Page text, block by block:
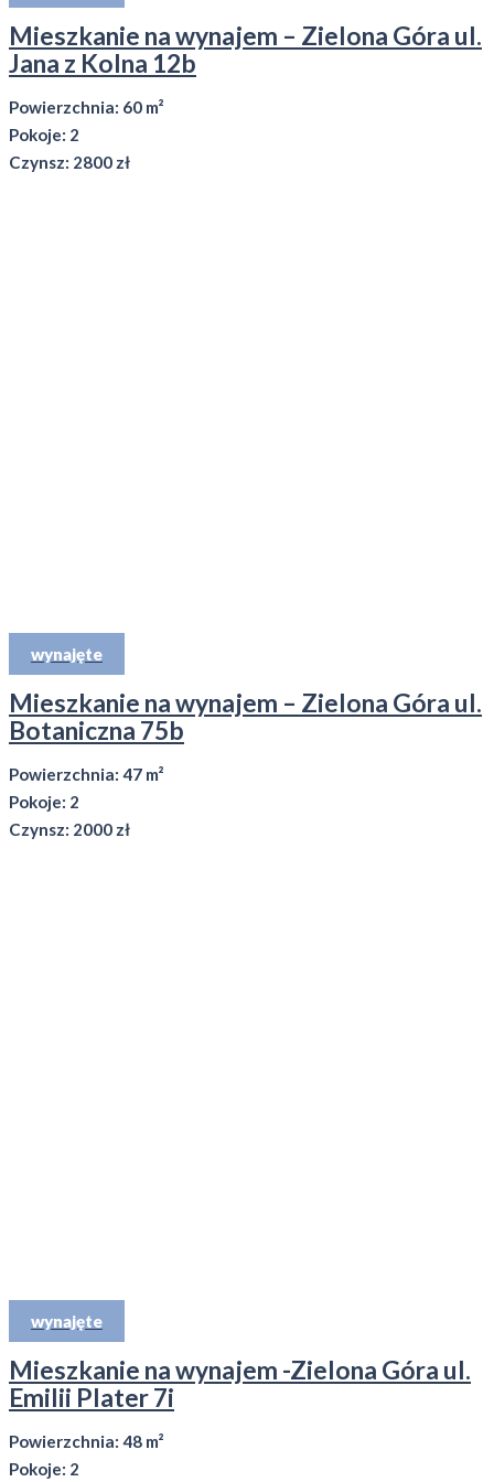
Mieszkanie na wynajem – Zielona Góra ul.
Jana z Kolna 12b
Powierzchnia: 60 m²
Pokoje: 2
Czynsz: 2800 zł
wynajęte
Mieszkanie na wynajem – Zielona Góra ul.
Botaniczna 75b
Powierzchnia: 47 m²
Pokoje: 2
Czynsz: 2000 zł
wynajęte
Mieszkanie na wynajem -Zielona Góra ul.
Emilii Plater 7i
Powierzchnia: 48 m²
Pokoje: 2